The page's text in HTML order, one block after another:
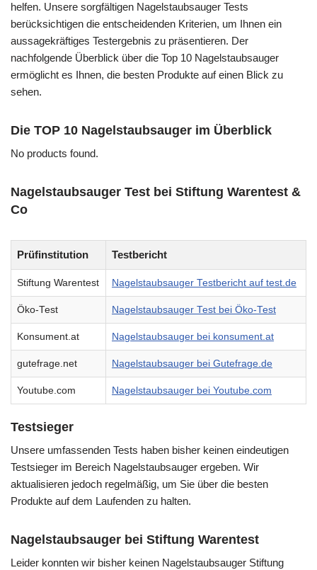
helfen. Unsere sorgfältigen Nagelstaubsauger Tests
berücksichtigen die entscheidenden Kriterien, um Ihnen ein
aussagekräftiges Testergebnis zu präsentieren. Der
nachfolgende Überblick über die Top 10 Nagelstaubsauger
ermöglicht es Ihnen, die besten Produkte auf einen Blick zu
sehen.
Die TOP 10 Nagelstaubsauger im Überblick
No products found.
Nagelstaubsauger Test bei Stiftung Warentest &
Co
Prüfinstitution Testbericht
Stiftung Warentest Nagelstaubsauger Testbericht auf test.de
Öko-Test Nagelstaubsauger Test bei Öko-Test
Konsument.at Nagelstaubsauger bei konsument.at
gutefrage.net Nagelstaubsauger bei Gutefrage.de
Youtube.com Nagelstaubsauger bei Youtube.com
Testsieger
Unsere umfassenden Tests haben bisher keinen eindeutigen
Testsieger im Bereich Nagelstaubsauger ergeben. Wir
aktualisieren jedoch regelmäßig, um Sie über die besten
Produkte auf dem Laufenden zu halten.
Nagelstaubsauger bei Stiftung Warentest
Leider konnten wir bisher keinen Nagelstaubsauger Stiftung